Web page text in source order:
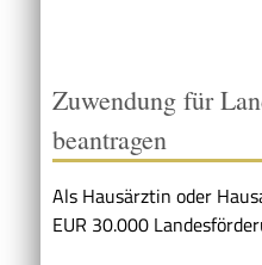
Zuwendung für
beantragen
Als Hausärztin oder
EUR 30.000